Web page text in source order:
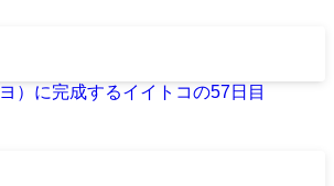
）に完成するイイトコの57日目